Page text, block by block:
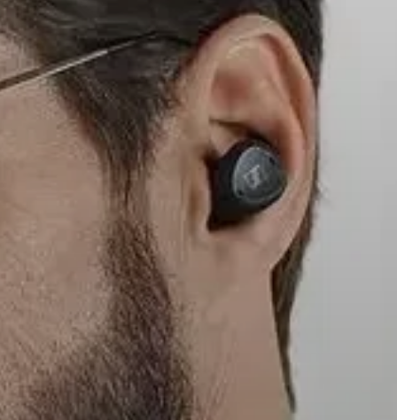
套裝
探索 MOMENTUM 5
支援
專業產品